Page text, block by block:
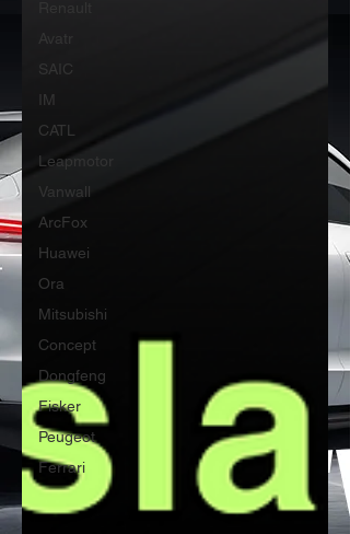
Avatr
SAIC
IM
CATL
Leapmotor
Vanwall
ArcFox
Huawei
Ora
Mitsubishi
Concept
Dongfeng
Fisker
Peugeot
Ferrari